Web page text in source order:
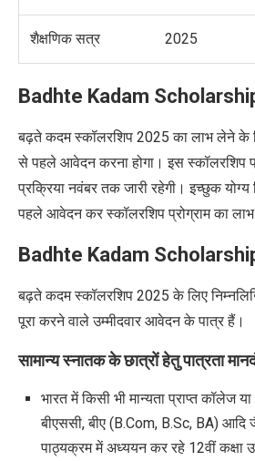
शैक्षणिक सत्र 2025
Badhte Kadam
बढ़ते कदम स्कॉलरशिप 2025का लाभ लेने के
से पहले आवेदन करना होगा। इस स्कॉलरशिप
प्रक्रिया नवंबर तक जारी रहेगी। इच्छुक योग्य
पहले आवेदन कर स्कॉलरशिप प्रोग्राम का
Badhte Kadam
बढ़ते कदम स्कॉलरशिप 2025 के लिए
पूरा करने वाले उम्मीदवार आवेदन के पात्र हैं।
सामान्य स्नातक के छात्रों हेतु पात्रता
भारत में किसी भी मान्यता प्राप्त कॉलेज या
बीएससी, बीए (B.Com, B.Sc, BA) आदि
पाठ्यक्रम में अध्ययन कर रहे 12वीं कक्षा